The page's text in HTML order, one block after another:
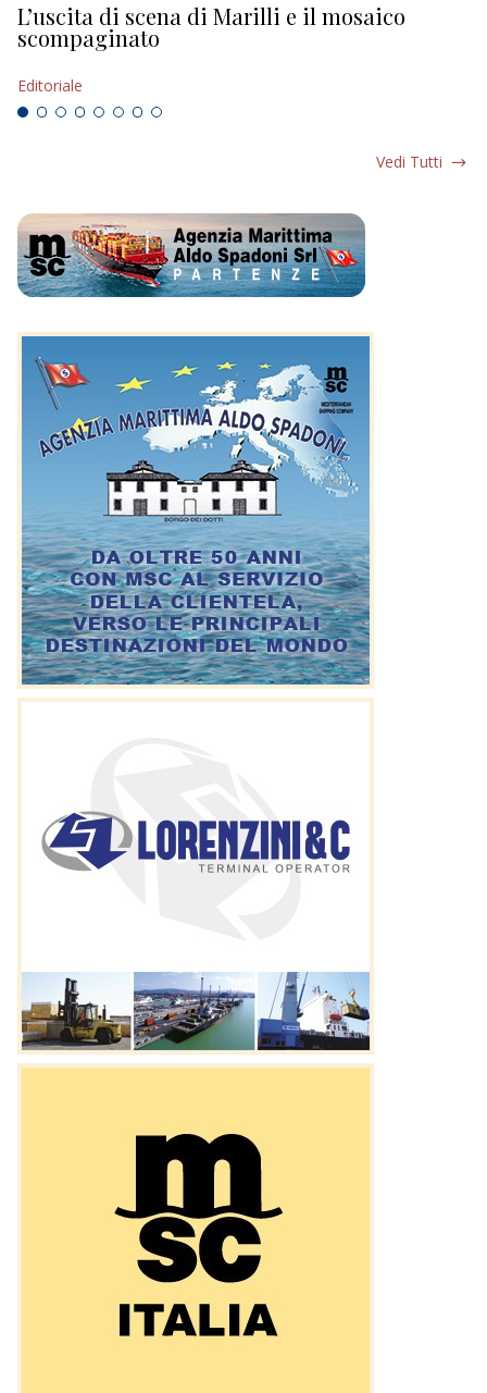
L’uscita di scena di Marilli e il mosaico
scompaginato
Editoriale
Vedi Tutti